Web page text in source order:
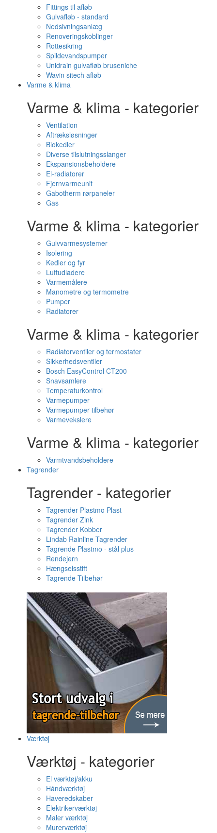
Fittings til afløb
Gulvafløb - standard
Nedsivningsanlæg
Renoveringskoblinger
Rottesikring
Spildevandspumper
Unidrain gulvafløb bruseniche
Wavin sitech afløb
Varme & klima
Varme & klima - kategorier
Ventilation
Aftræksløsninger
Biokedler
Diverse tilslutningsslanger
Ekspansionsbeholdere
El-radiatorer
Fjernvarmeunit
Gabotherm rørpaneler
Gas
Varme & klima - kategorier
Gulvvarmesystemer
Isolering
Kedler og fyr
Luftudladere
Varmemålere
Manometre og termometre
Pumper
Radiatorer
Varme & klima - kategorier
Radiatorventiler og termostater
Sikkerhedsventiler
Bosch EasyControl CT200
Snavsamlere
Temperaturkontrol
Varmepumper
Varmepumper tilbehør
Varmevekslere
Varme & klima - kategorier
Varmtvandsbeholdere
Tagrender
Tagrender - kategorier
Tagrender Plastmo Plast
Tagrender Zink
Tagrender Kobber
Lindab Rainline Tagrender
Tagrende Plastmo - stål plus
Rendejern
Hængselsstift
Tagrende Tilbehør
Værktøj
Værktøj - kategorier
El værktøj/akku
Håndværktøj
Haveredskaber
Elektrikerværktøj
Maler værktøj
Murerværktøj